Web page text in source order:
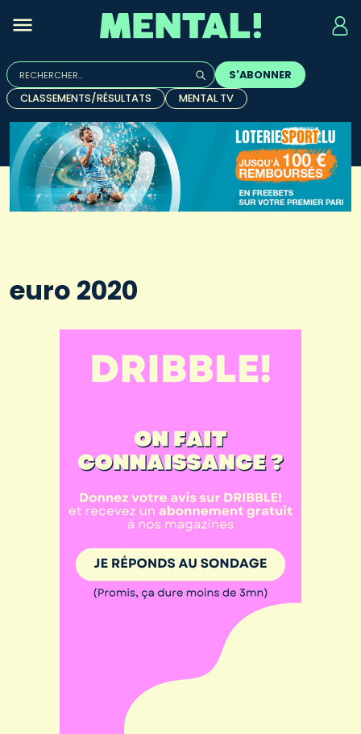
Rechercher :
Quand les résultats de l'auto-complétion sont
S'ABONNER
CLASSEMENTS/RÉSULTATS
MENTAL TV
euro 2020